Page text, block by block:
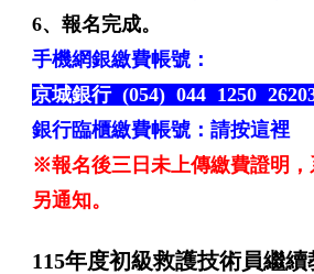
6、報名完成。
手機網銀繳費帳號：
京城銀行 (054) 044 1250
銀行臨櫃繳費帳號：請按這裡
※報名後三日未上傳繳費證明
另通知。
115年度初級救護技術員繼